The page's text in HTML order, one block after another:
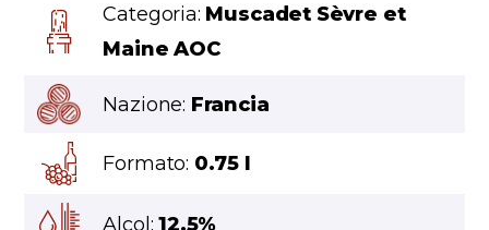
Categoria: Muscadet Sèvre et
Maine AOC
Nazione: Francia
Formato: 0.75 l
Alcol:12,5%